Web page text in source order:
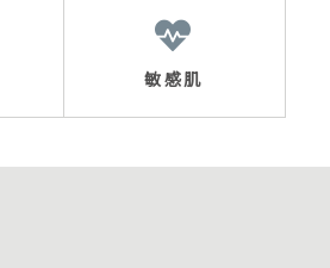
敏感肌